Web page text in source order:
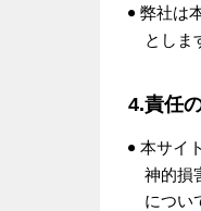
弊社は
としま
4.責任
本サイ
神的損
につい